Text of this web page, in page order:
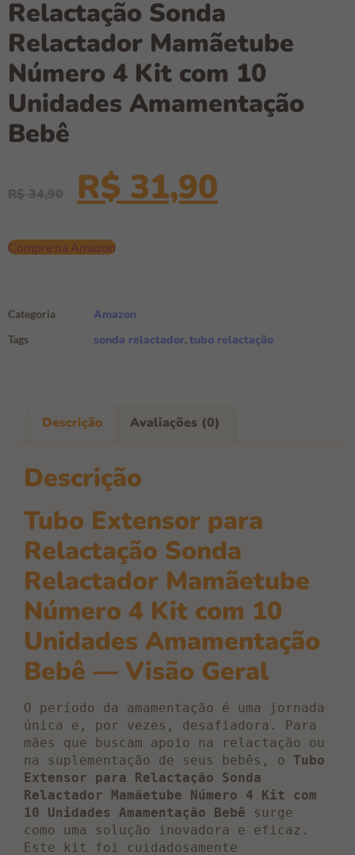
Relactação Sonda
Relactador Mamãetube
Número 4 Kit com 10
Unidades Amamentação
Bebê
R$34,90 R$31,90
Compre na Amazon
Categoria Amazon
Tags sonda relactador, tubo relactação
Descrição Avaliações (0)
Descrição
Tubo Extensor para
Relactação Sonda
Relactador Mamãetube
Número 4 Kit com 10
Unidades Amamentação
Bebê — Visão Geral
O período da amamentação é uma jornada
única e, por vezes, desafiadora. Para
mães que buscam apoio na relactação ou
na suplementação de seus bebês, o Tubo
Extensor para Relactação Sonda
Relactador Mamãetube Número 4 Kit com
10 Unidades Amamentação Bebê surge
como uma solução inovadora e eficaz.
Este kit foi cuidadosamente